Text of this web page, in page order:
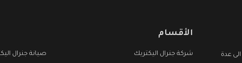
عدة
الأقسام
شركة جنرال اليكتريك صيانة جنرال